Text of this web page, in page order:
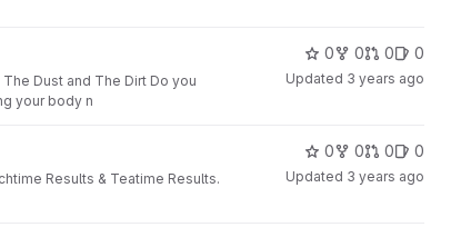
Dust and The Dirt Do you
your body n
0 0 0 0
Updated 3 years ago
Results & Teatime Results.
0 0 0 0
Updated 3 years ago